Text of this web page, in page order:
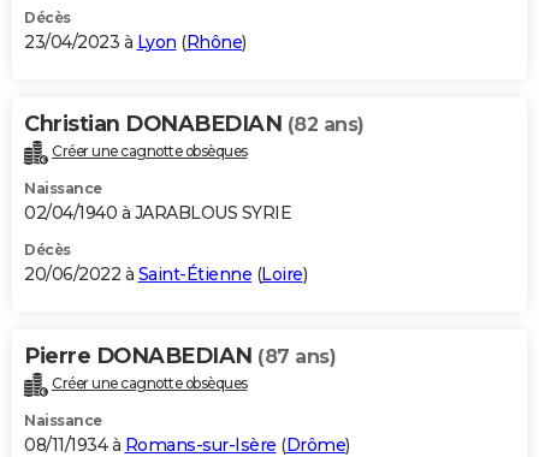
Décès
23/04/2023 à Lyon (Rhône)
Christian DONABEDIAN (82 ans)
Créer une cagnotte obsèques
Naissance
02/04/1940 à JARABLOUS SYRIE
Décès
20/06/2022 à Saint-Étienne (Loire)
Pierre DONABEDIAN (87 ans)
Créer une cagnotte obsèques
Naissance
08/11/1934 à Romans-sur-Isère (Drôme)